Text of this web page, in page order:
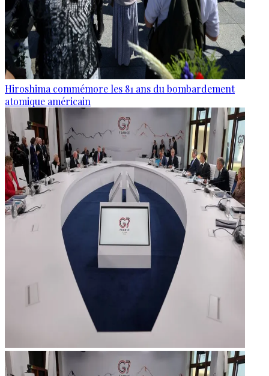
Hiroshima commémore les 81 ans du bombardement
atomique américain